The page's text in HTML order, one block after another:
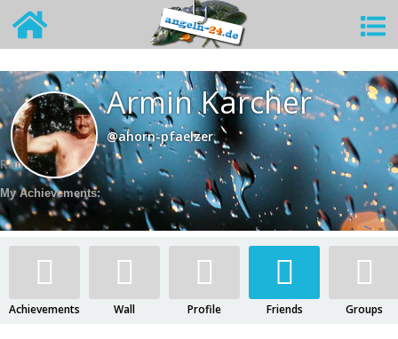
Armin Karcher
@ahorn-pfaelzer
Rank:Neuling
My Achievements:
Achievements Wall Profile Friends Groups